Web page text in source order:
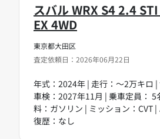
東京都大田区
査定依頼日：2026年06月22日
スバル WRX S4 2.4
EX 4WD
年式：2024年 | 走行：～2万キロ
車検：2027年11月 | 乗車定員： 5
料：ガソリン | ミッション：CVT
復歴：なし